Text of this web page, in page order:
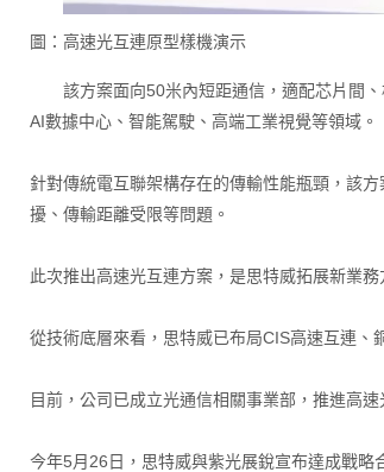
圖：高速光互連原型樣機演示
該方案面向50米內短距通信，適配芯片間
AI數據中心、智能駕駛、高端工業視覺等領域。
針對傳統電互聯架構存在的傳輸性能瓶頸，該
擾、傳輸距離受限等問題。
此次推出高速光互連方案，是思特威拓展新業
從技術底層來看，思特威已布局CIS高速互連、
目前，公司已成立光通信相關事業部，推進高
今年5月26日，思特威與紫光展銳宣布達成戰略